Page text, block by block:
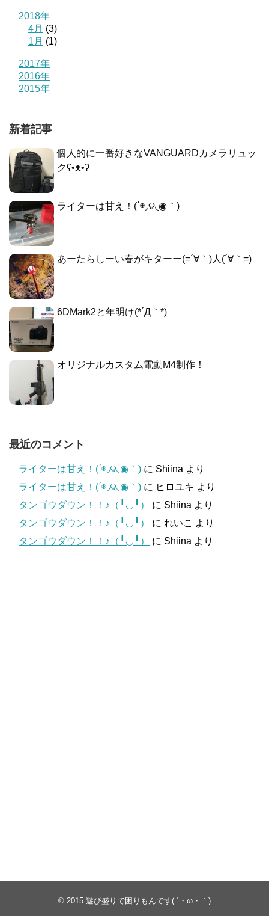
2018年
4月 (3)
1月 (1)
2017年
2016年
2015年
新着記事
個人的に一番好きなVANGUARDカメラリュッ
クʕ•ᴥ•ʔ
ライターは甘え！(΄◉◞౪◟◉｀)
あーたらしーい春がキターー(=´∀｀)人(´∀｀=)
6DMark2と年明け(*´Д｀*)
オリジナルカスタム電動M4制作！
最近のコメント
ライターは甘え！(΄◉◞౪◟◉｀) に Shiina より
ライターは甘え！(΄◉◞౪◟◉｀) に ヒロユキ より
タンゴウダウン！！♪（╹◡╹）
に Shiina より
タンゴウダウン！！♪（╹◡╹）
に れいこ より
タンゴウダウン！！♪（╹◡╹）
に Shiina より
© 2015 遊び盛りで困りもんです( ´・ω・｀)